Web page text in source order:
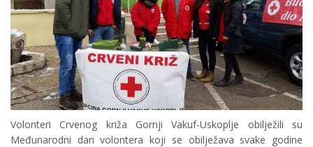
Volonteri Crvenog križa Gornji Vakuf-Uskoplje obilježili su
Međunarodni dan volontera koji se obilježava svake godine